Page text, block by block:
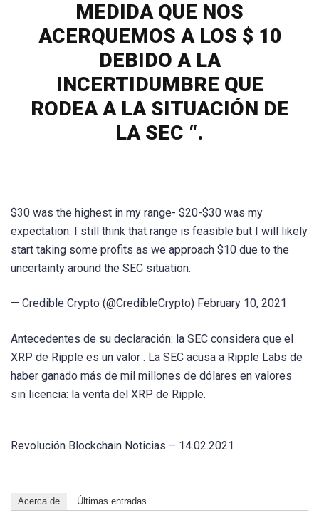
MEDIDA QUE NOS
ACERQUEMOS A LOS $ 10
DEBIDO A LA
INCERTIDUMBRE QUE
RODEA A LA SITUACIÓN DE
LA SEC “.
$30 was the highest in my range- $20-$30 was my
expectation. I still think that range is feasible but I will likely
start taking some profits as we approach $10 due to the
uncertainty around the SEC situation.
— Credible Crypto (@CredibleCrypto) February 10, 2021
Antecedentes de su declaración: la SEC considera que el
XRP de Ripple es un valor . La SEC acusa a Ripple Labs de
haber ganado más de mil millones de dólares en valores
sin licencia: la venta del XRP de Ripple.
Revolución Blockchain Noticias – 14.02.2021
Acerca de Últimas entradas